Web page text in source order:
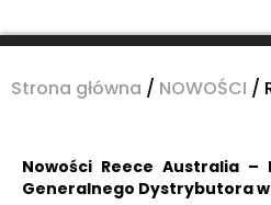
Strona główna / NOWOŚCI /
Nowości Reece Australia –
Generalnego Dystrybutora w